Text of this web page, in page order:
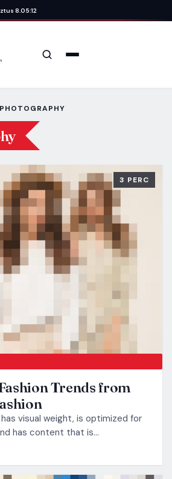
8. 05:12
Keresés
3 PERC
Trends from
visual weight, is optimized for
has content that is…